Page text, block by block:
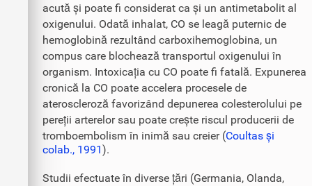
acută și poate fi considerat ca și un antimetabolit al
oxigenului. Odată inhalat, CO se leagă puternic de
hemoglobină rezultând carboxihemoglobina, un
compus care blochează transportul oxigenului în
organism. Intoxicația cu CO poate fi fatală. Expunerea
cronică la CO poate accelera procesele de
ateroscleroză favorizând depunerea colesterolului pe
pereții arterelor sau poate crește riscul producerii de
tromboembolism în inimă sau creier (Coultas și
colab., 1991).
Studii efectuate în diverse țări (Germania, Olanda,